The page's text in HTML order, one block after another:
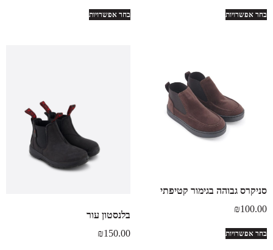
בחר אפשרויות בחר אפשרויות
סניקרס גבוהה בגימור קטיפתי
₪100.00
בחר אפשרויות
בלנסטון עור
₪150.00